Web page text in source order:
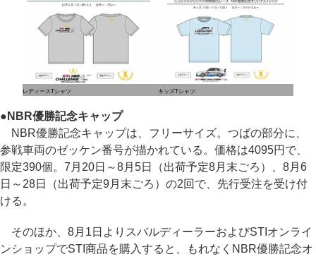
レディースTシャツ キッズTシャツ
● NBR優勝記念キャップ
NBR優勝記念キャップは、フリーサイズ。つばの部分に、
参戦車両のゼッケン番号が描かれている。価格は4095円で、
限定390個。7月20日～8月5日（出荷予定8月末ごろ）、8月6
日～28日（出荷予定9月末ごろ）の2回で、先行受注を受け付
ける。
そのほか、8月1日よりスバルディーラーおよびSTIオンライ
ンショップでSTI商品を購入すると、もれなくNBR優勝記念オ